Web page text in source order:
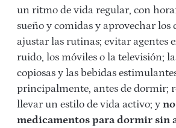
un ritmo de vida regular, con
sueño y comidas y aprovechar los
ajustar las rutinas; evitar agentes
ruido, los móviles o la televisión;
copiosas y las bebidas
principalmente, antes de dormir;
llevar un estilo de vida activo; y
medicamentos para dormir sin